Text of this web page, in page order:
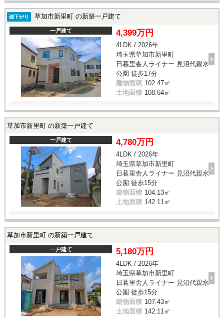
値下がり 草加市新里町 の新築一戸建て
一戸建て 4,399万円
4LDK / 2026年
埼玉県草加市新里町
日暮里舎人ライナー 見沼代親水
公園 徒歩17分
建物面積 102.47㎡
土地面積 108.64㎡
草加市新里町 の新築一戸建て
一戸建て 4,780万円
4LDK / 2026年
埼玉県草加市新里町
日暮里舎人ライナー 見沼代親水
公園 徒歩15分
建物面積 104.13㎡
土地面積 142.11㎡
草加市新里町 の新築一戸建て
一戸建て 5,180万円
4LDK / 2026年
埼玉県草加市新里町
日暮里舎人ライナー 見沼代親水
公園 徒歩15分
建物面積 107.43㎡
土地面積 142.11㎡